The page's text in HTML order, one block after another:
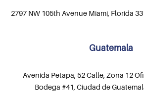
2797 NW 105th Avenue Miami, Florida
Guatemala
Avenida Petapa, 52 Calle, Zona 12
Bodega #41, Ciudad de